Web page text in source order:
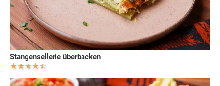
Stangensellerie überbacken